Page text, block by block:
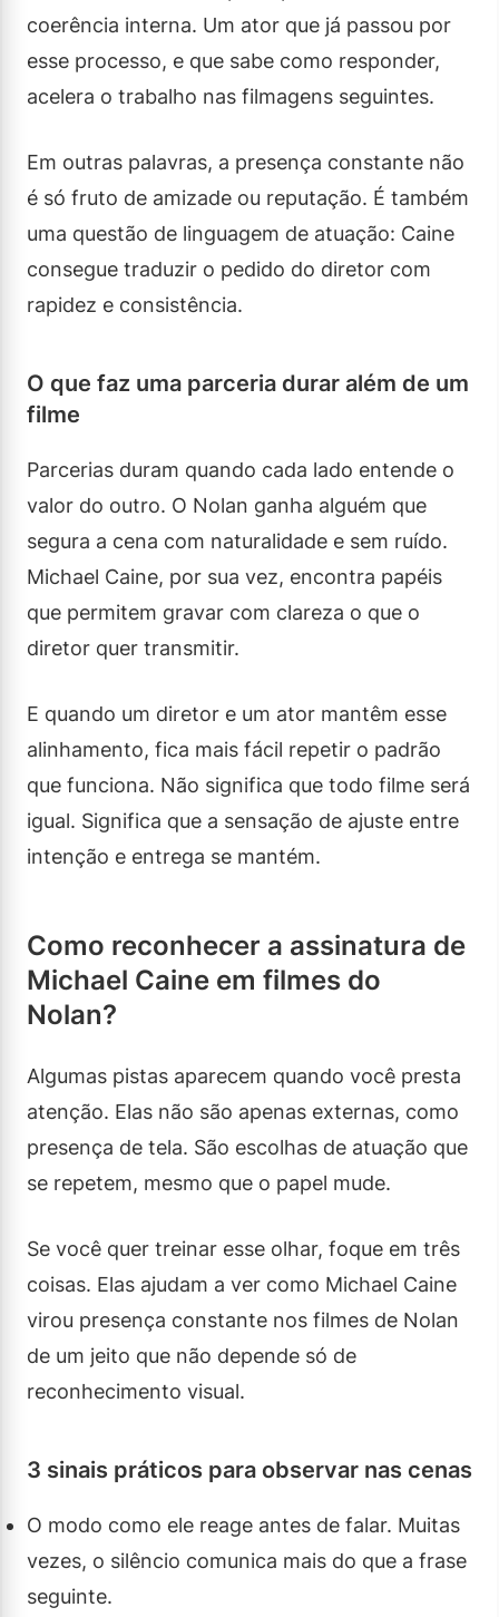
coerência interna. Um ator que já passou por
esse processo, e que sabe como responder,
acelera o trabalho nas filmagens seguintes.
Em outras palavras, a presença constante não
é só fruto de amizade ou reputação. É também
uma questão de linguagem de atuação: Caine
consegue traduzir o pedido do diretor com
rapidez e consistência.
O que faz uma parceria durar além de um
filme
Parcerias duram quando cada lado entende o
valor do outro. O Nolan ganha alguém que
segura a cena com naturalidade e sem ruído.
Michael Caine, por sua vez, encontra papéis
que permitem gravar com clareza o que o
diretor quer transmitir.
E quando um diretor e um ator mantêm esse
alinhamento, fica mais fácil repetir o padrão
que funciona. Não significa que todo filme será
igual. Significa que a sensação de ajuste entre
intenção e entrega se mantém.
Como reconhecer a assinatura de
Michael Caine em filmes do
Nolan?
Algumas pistas aparecem quando você presta
atenção. Elas não são apenas externas, como
presença de tela. São escolhas de atuação que
se repetem, mesmo que o papel mude.
Se você quer treinar esse olhar, foque em três
coisas. Elas ajudam a ver como Michael Caine
virou presença constante nos filmes de Nolan
de um jeito que não depende só de
reconhecimento visual.
3 sinais práticos para observar nas cenas
O modo como ele reage antes de falar. Muitas
vezes, o silêncio comunica mais do que a frase
seguinte.